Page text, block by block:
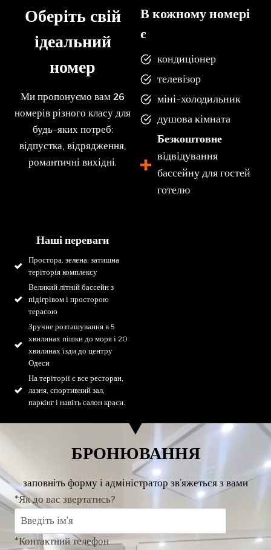
Оберіть свій
ідеальний
номер
Ми пропонуємо вам 26
номерів різного класу для
будь-яких потреб:
відпустка, відрядження,
романтичні вихідні.
В кожному номері
є
кондиціонер
телевізор
міні-холодильник
душова кімната
Безкоштовне
відвідування
бассейну для гостей
готелю
Наші переваги
Простора, зелена, затишна
теріторія комплексу
Великий літній бассейн з
підігрівом і просторою
терасою
Зручне розташування в 5
хвилинах пішки до моря і 20
хвилинах їзди до центру
Одеси
На теріторії є все ресторан,
лазня, спортивний зал,
паркінг і навіть салон краси.
БРОНЮВАННЯ
заповніть форму і адміністратор зв’яжеться з вами
*Як до вас звертатись?
*Контактний телефон